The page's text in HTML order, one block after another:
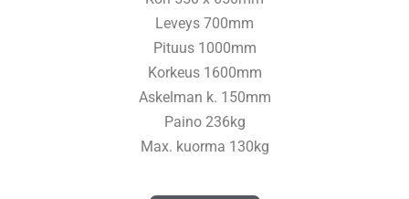
Leveys 700mm
Pituus 1000mm
Korkeus 1600mm
Askelman k. 150mm
Paino 236kg
Max. kuorma 130kg